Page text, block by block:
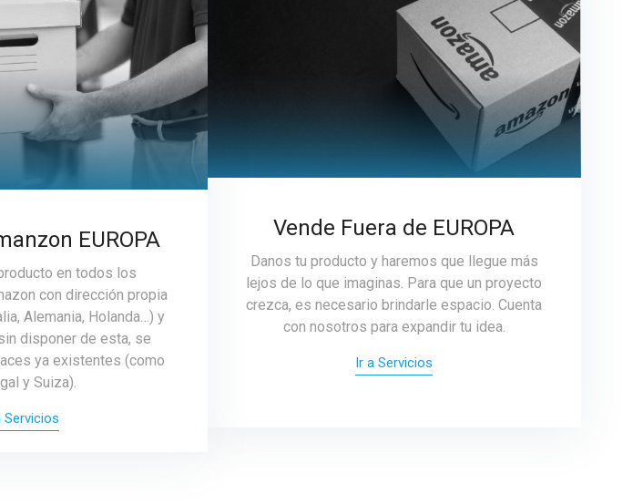
EUROPA
en todos los
con dirección propia
Alemania, Holanda…) y
disponer de esta, se
ya existentes (como
y Suiza).
Servicios
Vende Fuera de EUROPA
Danos tu producto y haremos que llegue más
lejos de lo que imaginas. Para que un proyecto
crezca, es necesario brindarle espacio. Cuenta
con nosotros para expandir tu idea.
Ir a Servicios